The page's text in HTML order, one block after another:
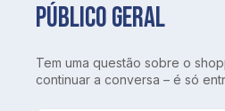
Público geral
Tem uma questão sobre o
continuar a conversa – é só